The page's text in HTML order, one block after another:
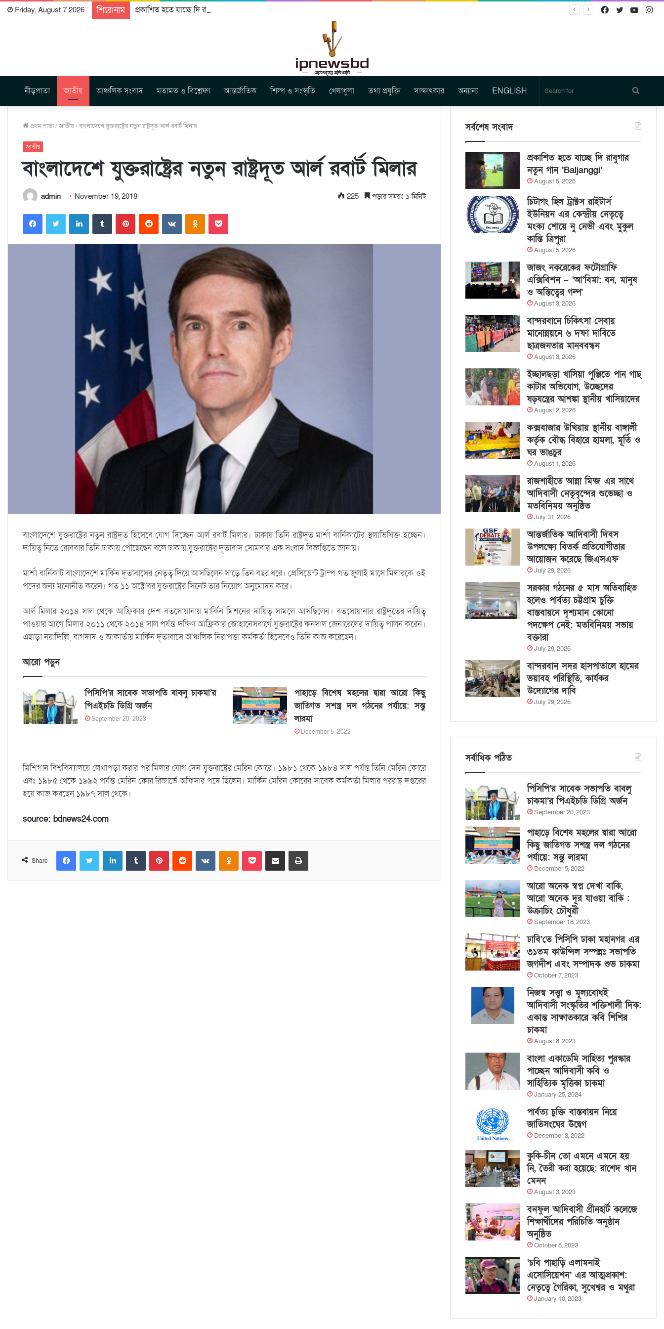
Friday, August 7 2026 শিরোনাম প্রকাশিত হতে যাচ্ছে দি রাবুগার নতুন গান ‘Baljanggi’ Twitter
Facebook
নীড়পাতা জাতীয় আঞ্চলিক সংবাদ মতামত ও বিশ্লেষণ আন্তর্জাতিক শিল্প ও সংস্কৃতি খেলাধুলা তথ্য প্রযুক্তি সাক্ষাৎকার অন্যান্য ENGLISH
for
প্রথম পাতা/জাতীয়/বাংলাদেশে যুক্তরাষ্ট্রের নতুন রাষ্ট্রদূত আর্ল রবার্ট মিলার
জাতীয়
বাংলাদেশে যুক্তরাষ্ট্রের নতুন রাষ্ট্রদূত আর্ল রবার্ট মিলার
admin November 19, 2018 225 পড়ার সময়ঃ ১ মিনিট
বাংলাদেশে যুক্তরাষ্ট্রের নতুন রাষ্ট্রদূত হিসেবে যোগ দিচ্ছেন আর্ল রবার্ট মিলার। ঢাকায় তিনি রাষ্ট্রদূত মার্শা বার্নিকাটের স্থলাভিষিক্ত হচ্ছেন।
দায়িত্ব নিতে রোববার তিনি ঢাকায় পৌঁছেছেন বলে ঢাকায় যুক্তরাষ্ট্রের দূতাবাস সোমবার এক সংবাদ বিজ্ঞপ্তিতে জানায়।
মার্শা বার্নিকাট বাংলাদেশে মার্কিন দূতাবাসের নেতৃত্ব দিয়ে আসছিলেন সাড়ে তিন বছর ধরে। প্রেসিডেন্ট ট্রাম্প গত জুলাই মাসে মিলারকে ওই
পদের জন্য মনোনীত করেন। গত ১১ অক্টোবর যুক্তরাষ্ট্রের সিনেট তার নিয়োগ অনুমোদন করে।
আর্ল মিলার ২০১৪ সাল থেকে আফ্রিকার দেশ বতসোয়ানায় মার্কিন মিশনের দায়িত্ব সামলে আসছিলেন। বতসোয়ানার রাষ্ট্রদূতের দায়িত্ব
পাওয়ার আগে মিলার ২০১১ থেকে ২০১৪ সাল পর্যন্ত দক্ষিণ আফ্রিকার জোহানেসবার্গে যুক্তরাষ্ট্রের কনসাল জেনারেলের দায়িত্ব পালন করেন।
এছাড়া নয়াদিল্লি, বাগদাদ ও জাকার্তায় মার্কিন দূতাবাসে আঞ্চলিক নিরাপত্তা কর্মকর্তা হিসেবেও তিনি কাজ করেছেন।
আরো পড়ুন
পিসিপি’র সাবেক সভাপতি বাবলু চাকমা’র
পিএইচডি ডিগ্রি অর্জন
September 20, 2023
পাহাড়ে বিশেষ মহলের দ্বারা আরো কিছু
জাতিগত সশস্ত্র দল গঠনের পর্যায়ে: সন্তু
লারমা
December 5, 2022
মিশিগান বিশ্ববিদ্যালয়ে লেখাপড়া করার পর মিলার যোগ দেন যুক্তরাষ্ট্রের মেরিন কোরে। ১৯৮১ থেকে ১৯৮৪ সাল পর্যন্ত তিনি মেরিন কোরে
এবং ১৯৮৫ থেকে ১৯৯২ পর্যন্ত মেরিন কোর রিজার্ভে অফিসার পদে ছিলেন। মার্কিন মেরিন কোরের সাবেক কর্মকর্তা মিলার পররাষ্ট্র দপ্তরের
হয়ে কাজ করছেন ১৯৮৭ সাল থেকে।
source: bdnews24.com
Share
সর্বশেষ সংবাদ
প্রকাশিত হতে যাচ্ছে দি রাবুগার
নতুন গান ‘Baljanggi’
August 5, 2026
চিটাগং হিল ট্রাক্টস রাইটার্স
ইউনিয়ন এর কেন্দ্রীয় নেতৃত্বে
মংক্য শোয়ে নু নেভী এবং মুকুল
কান্তি ত্রিপুরা
August 5, 2026
জাজং নকরেকের ফটোগ্রাফি
এক্সিবিশন – ‘আ’বিমা: বন, মানুষ
ও অস্তিত্বের গল্প’
August 3, 2026
বান্দরবানে চিকিৎসা সেবায়
মানোন্নয়নে ৬ দফা দাবিতে
ছাত্রজনতার মানববন্ধন
August 3, 2026
ইচ্ছালছড়া খাসিয়া পুঞ্জিতে পান গাছ
কাটার অভিযোগ, উচ্ছেদের
ষড়যন্ত্রের আশঙ্কা স্থানীয় খাসিয়াদের
August 2, 2026
কক্সবাজার উখিয়ায় স্থানীয় বাঙ্গালী
কর্তৃক বৌদ্ধ বিহারে হামলা, মূর্তি ও
ঘর ভাঙচুর
August 1, 2026
রাজশাহীতে আন্না মিন্জ এর সাথে
আদিবাসী নেতৃবৃন্দের শুভেচ্ছা ও
মতবিনিময় অনুষ্ঠিত
July 31, 2026
আন্তর্জাতিক আদিবাসী দিবস
উপলক্ষ্যে বিতর্ক প্রতিযোগীতার
আয়োজন করেছে জিএসএফ
July 29, 2026
সরকার গঠনের ৫ মাস অতিবাহিত
হলেও পার্বত্য চট্টগ্রাম চুক্তি
বাস্তবায়নে দৃশ্যমান কোনো
পদক্ষেপ নেই: মতবিনিময় সভায়
বক্তারা
July 29, 2026
বান্দরবান সদর হাসপাতালে হামের
ভয়াবহ পরিস্থিতি, কার্যকর
উদ্যোগের দাবি
July 29, 2026
সর্বাধিক পঠিত
পিসিপি’র সাবেক সভাপতি বাবলু
চাকমা’র পিএইচডি ডিগ্রি অর্জন
September 20, 2023
পাহাড়ে বিশেষ মহলের দ্বারা আরো
কিছু জাতিগত সশস্ত্র দল গঠনের
পর্যায়ে: সন্তু লারমা
December 5, 2022
আরো অনেক স্বপ্ন দেখা বাকি,
আরো অনেক দূর যাওয়া বাকি :
উক্রাচিং চৌধুরী
September 18, 2023
ঢাবি’তে পিসিপি ঢাকা মহানগর এর
৩১তম কাউন্সিল সম্পন্নঃ সভাপতি
জগদীশ এবং সম্পাদক শুভ চাকমা
October 7, 2023
নিজস্ব সত্ত্বা ও মূল্যবোধই
আদিবাসী সংস্কৃতির শক্তিশালী দিক:
একান্ত সাক্ষাতকারে কবি শিশির
চাকমা
August 8, 2023
বাংলা একাডেমি সাহিত্য পুরস্কার
পাচ্ছেন আদিবাসী কবি ও
সাহিত্যিক মৃত্তিকা চাকমা
January 25, 2024
পার্বত্য চুক্তি বাস্তবায়ন নিয়ে
জাতিসংঘের উদ্বেগ
December 3, 2022
কুকি-চীন তো এমনে এমনে হয়
নি, তৈরী করা হয়েছে: রাশেদ খান
মেনন
August 3, 2023
বনফুল আদিবাসী গ্রীনহার্ট কলেজে
শিক্ষার্থীদের পরিচিতি অনুষ্ঠান
অনুষ্ঠিত
October 8, 2023
‘চবি পাহাড়ি এলামনাই
এসোসিয়েশন’ এর আত্মপ্রকাশ:
নেতৃত্বে গৈরিকা, সুখেশ্বর ও মথুরা
January 10, 2023